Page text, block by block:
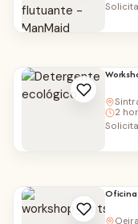
2
Oficina